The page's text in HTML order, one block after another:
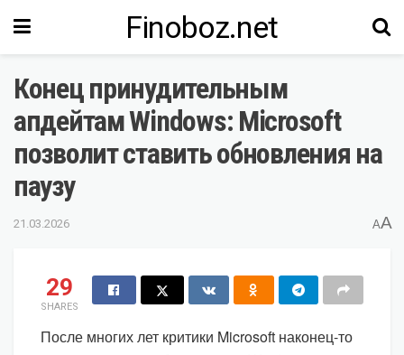
Finoboz.net
Конец принудительным
апдейтам Windows: Microsoft
позволит ставить обновления на
паузу
21.03.2026 AA
29
SHARES
После многих лет критики Microsoft наконец-то